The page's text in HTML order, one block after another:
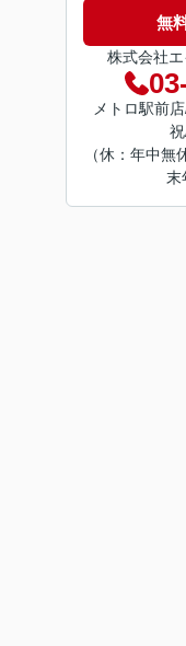
無
株式会社
メトロ駅前
（休：年中
末